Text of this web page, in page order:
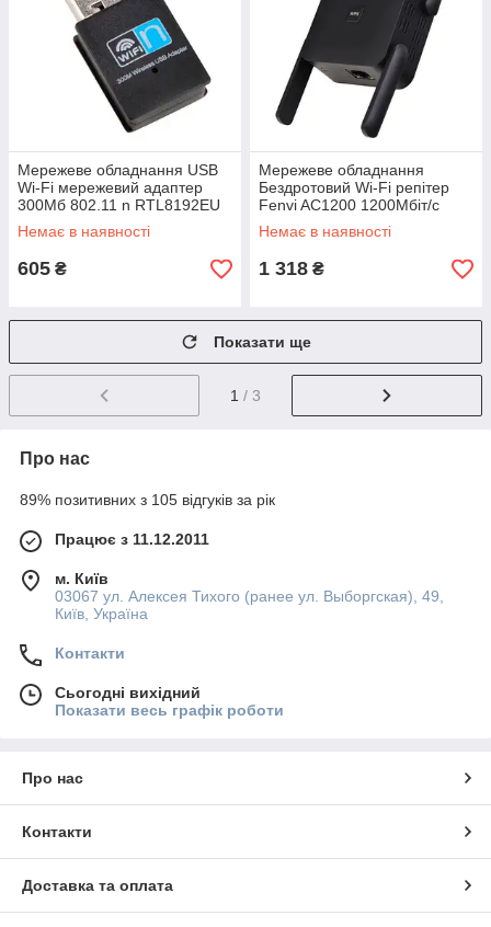
Мережеве обладнання USB
Wi-Fi мережевий адаптер
300Мб 802.11 n RTL8192EU
мікро Польща
Немає в наявності
605 ₴
Мережеве обладнання
Бездротовий Wi-Fi репітер
Fenvi AC1200 1200Мбіт/с
2.4/5ГГц підсилювач сигналу
інтернету Польща
Немає в наявності
1 318 ₴
Показати ще
1 / 3
Про нас
89% позитивних з 105 відгуків за рік
Працює з 11.12.2011
м. Київ
03067 ул. Алексея Тихого (ранее ул. Выборгская), 49,
Київ, Україна
Контакти
Сьогодні вихідний
Показати весь графік роботи
Про нас
Контакти
Доставка та оплата